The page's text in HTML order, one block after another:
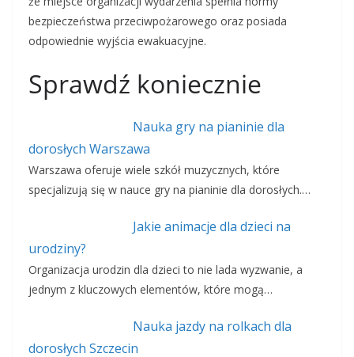
bezpieczeństwa przeciwpożarowego oraz posiada
odpowiednie wyjścia ewakuacyjne.
Sprawdź koniecznie
Nauka gry na pianinie dla
dorosłych Warszawa
Warszawa oferuje wiele szkół muzycznych, które
specjalizują się w nauce gry na pianinie dla dorosłych.…
Jakie animacje dla dzieci na
urodziny?
Organizacja urodzin dla dzieci to nie lada wyzwanie, a
jednym z kluczowych elementów, które mogą…
Nauka jazdy na rolkach dla
dorosłych Szczecin